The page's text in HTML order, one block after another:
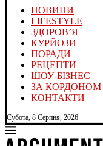
НОВИНИ
LIFESTYLE
ЗДОРОВ’Я
КУРЙОЗИ
ПОРАДИ
РЕЦЕПТИ
ШОУ-БІЗНЕС
ЗА КОРДОНОМ
КОНТАКТИ
Субота, 8 Серпня, 2026